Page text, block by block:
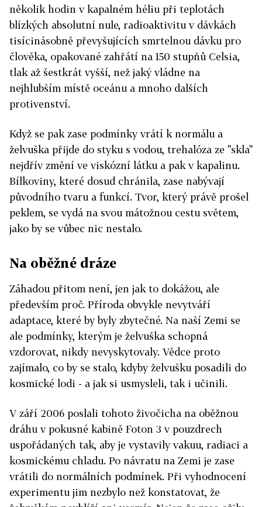
několik hodin v kapalném héliu při teplotách
blízkých absolutní nule, radioaktivitu v dávkách
tisícinásobně převyšujících smrtelnou dávku pro
člověka, opakované zahřátí na 150 stupňů Celsia,
tlak až šestkrát vyšší, než jaký vládne na
nejhlubším místě oceánu a mnoho dalších
protivenství.
Když se pak zase podmínky vrátí k normálu a
želvuška přijde do styku s vodou, trehalóza ze "skla"
nejdřív změní ve viskózní látku a pak v kapalinu.
Bílkoviny, které dosud chránila, zase nabývají
původního tvaru a funkcí. Tvor, který právě prošel
peklem, se vydá na svou mátožnou cestu světem,
jako by se vůbec nic nestalo.
Na oběžné dráze
Záhadou přitom není, jen jak to dokážou, ale
především proč. Příroda obvykle nevytváří
adaptace, které by byly zbytečné. Na naší Zemi se
ale podmínky, kterým je želvuška schopná
vzdorovat, nikdy nevyskytovaly. Vědce proto
zajímalo, co by se stalo, kdyby želvušku posadili do
kosmické lodi - a jak si usmysleli, tak i učinili.
V září 2006 poslali tohoto živočicha na oběžnou
dráhu v pokusné kabině Foton 3 v pouzdrech
uspořádaných tak, aby je vystavily vakuu, radiaci a
kosmickému chladu. Po návratu na Zemi je zase
vrátili do normálních podmínek. Při vyhodnocení
experimentu jim nezbylo než konstatovat, že